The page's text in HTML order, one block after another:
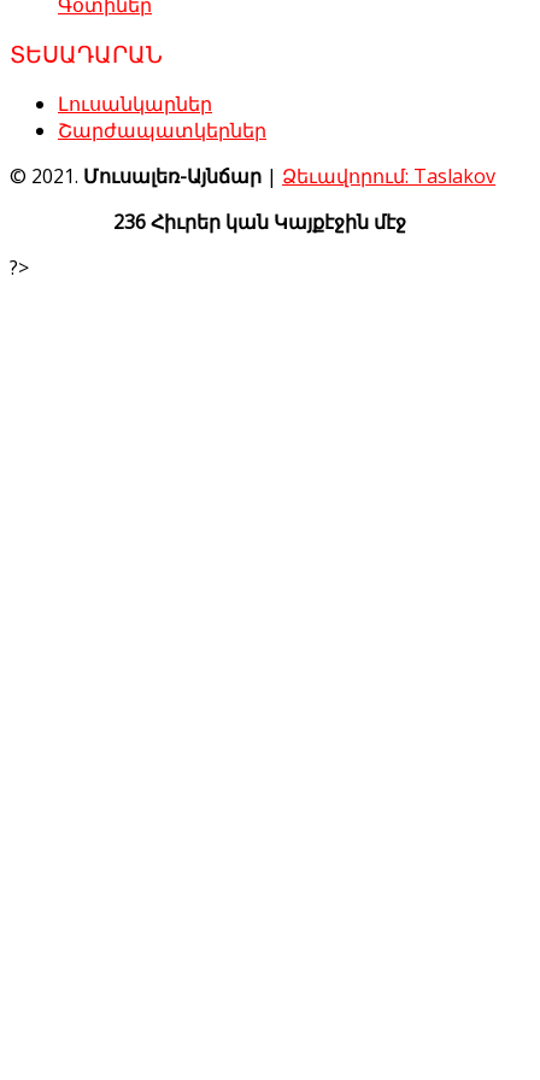
ՏԵՍԱԴԱՐԱՆ
Լուսանկարներ
Շարժապատկերներ
© 2021. Մուսալեռ-Այնճար | Ձեւավորում: Taslakov
236 Հիւրեր կան Կայքէջին մէջ
?>